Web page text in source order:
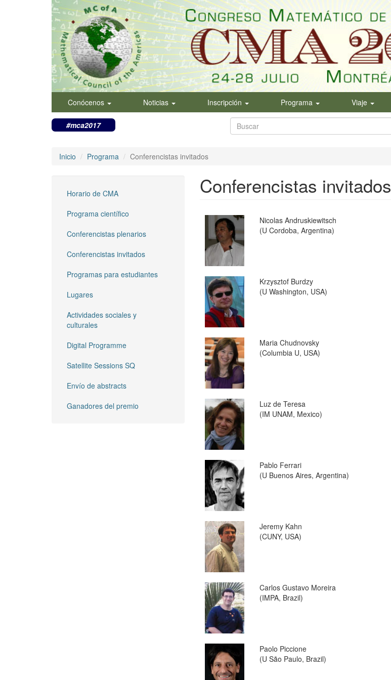
Conócenos Noticias Inscripción Programa Viaje
Formulario
de
#mca2017
Inicio Programa Conferencistas invitados
Horario de CMA
Programa científico
Conferencistas plenarios
Conferencistas invitados
Programas para estudiantes
Lugares
Actividades sociales y
culturales
Digital Programme
Satellite Sessions SQ
Envío de abstracts
Ganadores del premio
Conferencistas invitados
Nicolas Andruskiewitsch
(U Cordoba, Argentina)
Krzysztof Burdzy
(U Washington, USA)
Maria Chudnovsky
(Columbia U, USA)
Luz de Teresa
(IM UNAM, Mexico)
Pablo Ferrari
(U Buenos Aires, Argentina)
Jeremy Kahn
(CUNY, USA)
Carlos Gustavo Moreira
(IMPA, Brazil)
Paolo Piccione
(U São Paulo, Brazil)